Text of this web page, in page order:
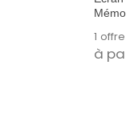
1 offre
à